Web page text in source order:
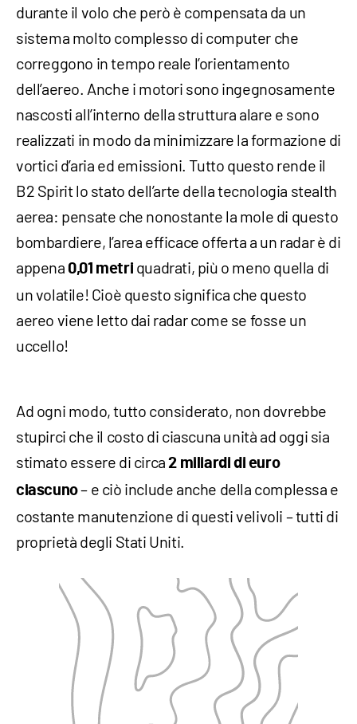
durante il volo che però è compensata da un
sistema molto complesso di computer che
correggono in tempo reale l’orientamento
dell’aereo. Anche i motori sono ingegnosamente
nascosti all’interno della struttura alare e sono
realizzati in modo da minimizzare la formazione di
vortici d’aria ed emissioni. Tutto questo rende il
B2 Spirit lo stato dell’arte della tecnologia stealth
aerea: pensate che nonostante la mole di questo
bombardiere, l’area efficace offerta a un radar è di
appena 0,01 metri quadrati, più o meno quella di
un volatile! Cioè questo significa che questo
aereo viene letto dai radar come se fosse un
uccello!
Ad ogni modo, tutto considerato, non dovrebbe
stupirci che il costo di ciascuna unità ad oggi sia
stimato essere di circa2 miliardi di euro
ciascuno– e ciò include anche della complessa e
costante manutenzione di questi velivoli – tutti di
proprietà degli Stati Uniti.